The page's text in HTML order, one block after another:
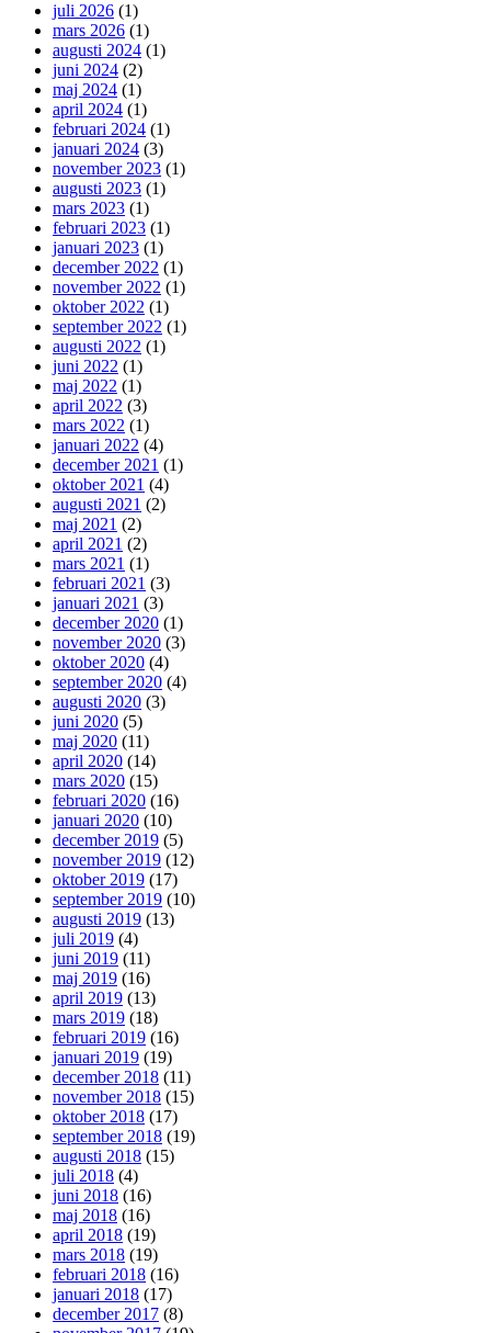
juli 2026 (1)
mars 2026 (1)
augusti 2024 (1)
juni 2024 (2)
maj 2024 (1)
april 2024 (1)
februari 2024 (1)
januari 2024 (3)
november 2023 (1)
augusti 2023 (1)
mars 2023 (1)
februari 2023 (1)
januari 2023 (1)
december 2022 (1)
november 2022 (1)
oktober 2022 (1)
september 2022 (1)
augusti 2022 (1)
juni 2022 (1)
maj 2022 (1)
april 2022 (3)
mars 2022 (1)
januari 2022 (4)
december 2021 (1)
oktober 2021 (4)
augusti 2021 (2)
maj 2021 (2)
april 2021 (2)
mars 2021 (1)
februari 2021 (3)
januari 2021 (3)
december 2020 (1)
november 2020 (3)
oktober 2020 (4)
september 2020 (4)
augusti 2020 (3)
juni 2020 (5)
maj 2020 (11)
april 2020 (14)
mars 2020 (15)
februari 2020 (16)
januari 2020 (10)
december 2019 (5)
november 2019 (12)
oktober 2019 (17)
september 2019 (10)
augusti 2019 (13)
juli 2019 (4)
juni 2019 (11)
maj 2019 (16)
april 2019 (13)
mars 2019 (18)
februari 2019 (16)
januari 2019 (19)
december 2018 (11)
november 2018 (15)
oktober 2018 (17)
september 2018 (19)
augusti 2018 (15)
juli 2018 (4)
juni 2018 (16)
maj 2018 (16)
april 2018 (19)
mars 2018 (19)
februari 2018 (16)
januari 2018 (17)
december 2017 (8)